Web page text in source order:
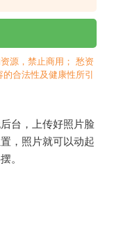
源，禁止商用； 愁资
合法性及健康性所引
台，上传好照片脸
，照片就可以动起
。